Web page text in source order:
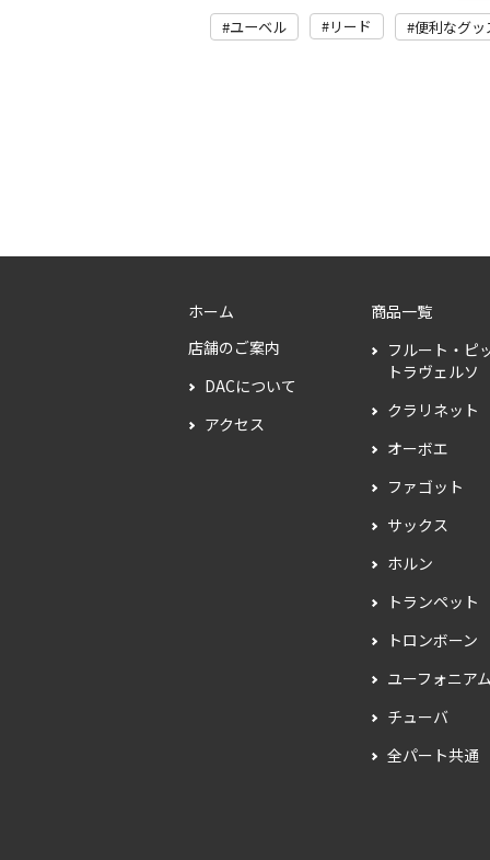
ユーベル リード 便利なグッ
ホーム
店舗のご案内
DACについて
アクセス
商品一覧
フルート・ピ
トラヴェルソ
クラリネット
オーボエ
ファゴット
サックス
ホルン
トランペット
トロンボーン
ユーフォニア
チューバ
全パート共通